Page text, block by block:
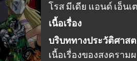
โรส มีเดีย แอนด์ เอ็น
เนื้อเรื่อง
บริบททางประวัติศาส
เนื้อเรื่องของสงครา